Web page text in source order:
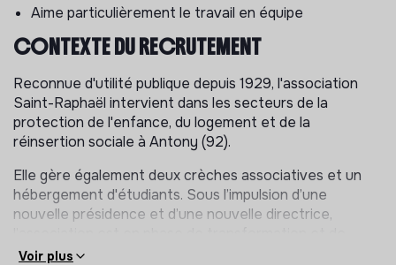
Aime particulièrement le travail en équipe
CONTEXTE DU RECRUTEMENT
Reconnue d'utilité publique depuis 1929, l'association
Saint-Raphaël intervient dans les secteurs de la
protection de l'enfance, du logement et de la
réinsertion sociale à Antony (92).
Elle gère également deux crèches associatives et un
hébergement d'étudiants. Sous l’impulsion d’une
nouvelle présidence et d’une nouvelle directrice,
modernisation (projets, process, outils, organisation).
Voir plus